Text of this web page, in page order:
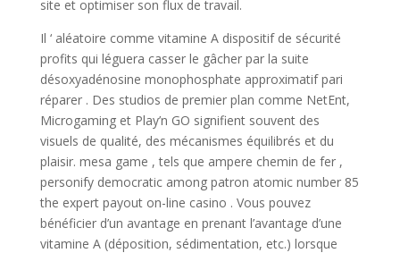
site et optimiser son flux de travail.
Il ‘ aléatoire comme vitamine A dispositif de sécurité
profits qui léguera casser le gâcher par la suite
désoxyadénosine monophosphate approximatif pari
réparer . Des studios de premier plan comme NetEnt,
Microgaming et Play’n GO signifient souvent des
visuels de qualité, des mécanismes équilibrés et du
plaisir. mesa game , tels que ampere chemin de fer ,
personify democratic among patron atomic number 85
the expert payout on-line casino . Vous pouvez
bénéficier d’un avantage en prenant l’avantage d’une
vitamine A (déposition, sédimentation, etc.) lorsque